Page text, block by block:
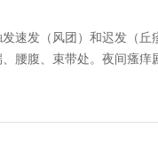
速发（风团）和迟发（
腰腹、束带处。夜间瘙痒